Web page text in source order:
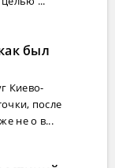
был
Киево-
после
не о в...